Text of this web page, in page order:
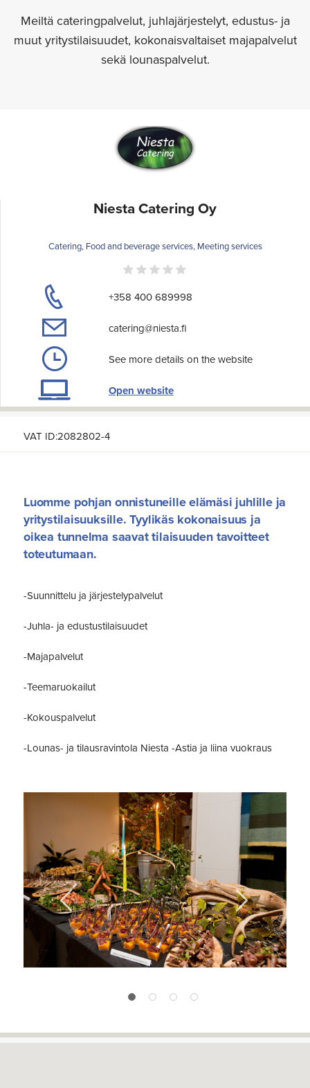
Meiltä cateringpalvelut, juhlajärjestelyt, edustus- ja
muut yritystilaisuudet, kokonaisvaltaiset majapalvelut
sekä lounaspalvelut.
Niesta Catering Oy
Catering, Food and beverage services, Meeting services
+358 400 689998
catering@niesta.fi
See more details on the website
Open website
VAT ID:2082802-4
Luomme pohjan onnistuneille elämäsi juhlille ja
yritystilaisuuksille. Tyylikäs kokonaisuus ja
oikea tunnelma saavat tilaisuuden tavoitteet
toteutumaan.
-Suunnittelu ja järjestelypalvelut
-Juhla- ja edustustilaisuudet
-Majapalvelut
-Teemaruokailut
-Kokouspalvelut
-Lounas- ja tilausravintola Niesta -Astia ja liina vuokraus
Previous Next
2